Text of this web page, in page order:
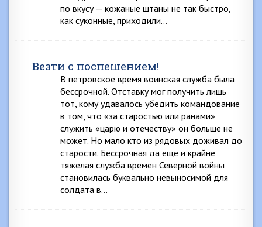
по вкусу — кожаные штаны не так быстро,
как суконные, приходили…
Везти с поспешением!
В петровское время воинская служба была
бессрочной. Отставку мог получить лишь
тот, кому удавалось убедить командование
в том, что «за старостью или ранами»
служить «царю и отечеству» он больше не
может. Но мало кто из рядовых доживал до
старости. Бессрочная да еще и крайне
тяжелая служба времен Северной войны
становилась буквально невыносимой для
солдата в…